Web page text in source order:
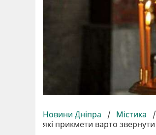
Новини Дніпра / Містика /
які прикмети варто звернути